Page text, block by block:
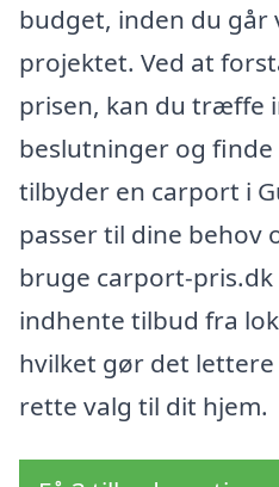
budget, inden du går
projektet. Ved at
prisen, kan du træffe
beslutninger og
tilbyder en carport i
passer til dine behov
bruge carport-pris.dk
indhente tilbud fra
hvilket gør det
rette valg til dit hjem.